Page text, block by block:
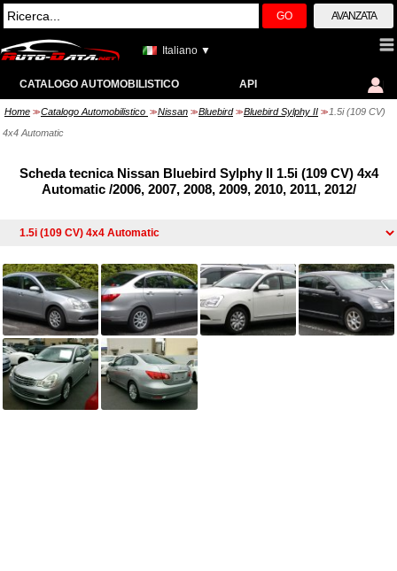
GO AVANZATA
Italiano ▼
CATALOGO AUTOMOBILISTICO API
Home >> Catalogo Automobilistico >> Nissan >> Bluebird >> Bluebird Sylphy II >> 1.5i (109 CV)
4x4 Automatic
Scheda tecnica Nissan Bluebird Sylphy II 1.5i (109 CV) 4x4
Automatic /2006, 2007, 2008, 2009, 2010, 2011, 2012/